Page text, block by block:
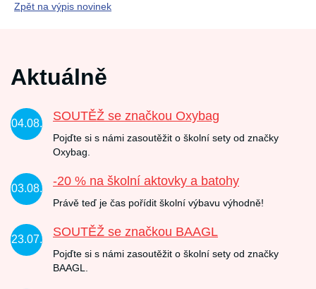
Zpět na výpis novinek
Aktuálně
04.08.
SOUTĚŽ se značkou Oxybag
Pojďte si s námi zasoutěžit o školní sety od značky
Oxybag.
03.08.
-20 % na školní aktovky a batohy
Právě teď je čas pořídit školní výbavu výhodně!
23.07.
SOUTĚŽ se značkou BAAGL
Pojďte si s námi zasoutěžit o školní sety od značky
BAAGL.